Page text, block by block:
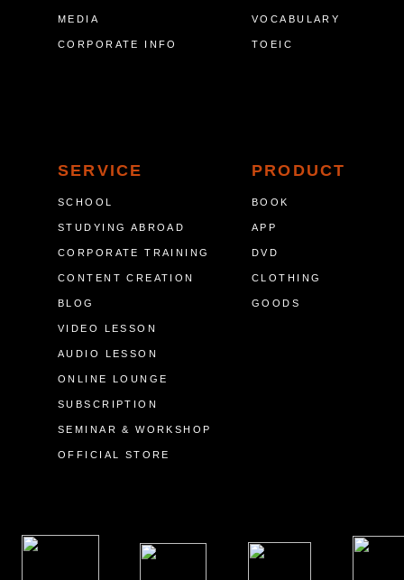
MEDIA
CORPORATE INFO
VOCABULARY
TOEIC
SERVICE
SCHOOL
STUDYING ABROAD
CORPORATE TRAINING
CONTENT CREATION
BLOG
VIDEO LESSON
AUDIO LESSON
ONLINE LOUNGE
SUBSCRIPTION
SEMINAR & WORKSHOP
OFFICIAL STORE
PRODUCT
BOOK
APP
DVD
CLOTHING
GOODS